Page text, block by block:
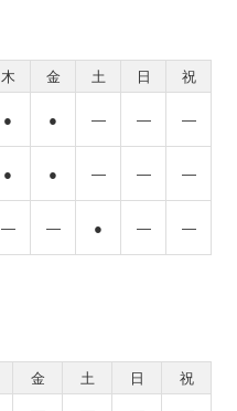
木 金 土 日
祝
● ● ― ― ―
● ● ― ― ―
― ― ● ― ―
金 土 日
祝